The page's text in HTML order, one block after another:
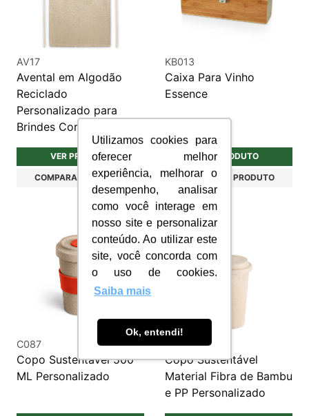
Utilizamos cookies para
oferecer melhor
experiência, melhorar o
desempenho, analisar
como você interage em
nosso site e personalizar
conteúdo. Ao utilizar este
site, você concorda com
o uso de cookies.
Saiba mais
Ok, entendi!
AV17
Avental em Algodão
Reciclado
Personalizado para
Brindes Corporativos
VER PRODUTO
COMPARAR PRODUTO
KB013
Caixa Para Vinho
Essence
VER PRODUTO
COMPARAR PRODUTO
C087
Copo Sustentável 500
ML Personalizado
C086C
Copo Sustentável
Material Fibra de Bambu
e PP Personalizado